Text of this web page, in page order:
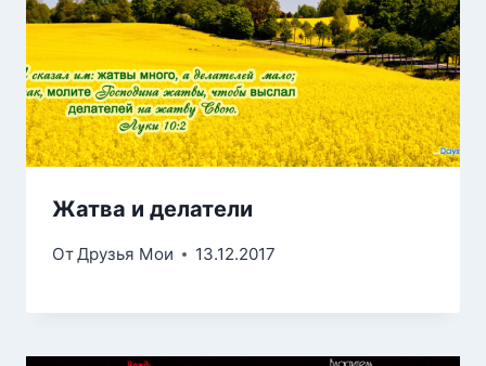
Жатва и делатели
От Друзья Мои 13.12.2017